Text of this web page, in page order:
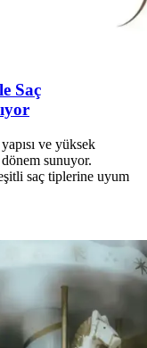
Saç
ve yüksek
sunuyor.
saç tiplerine uyum